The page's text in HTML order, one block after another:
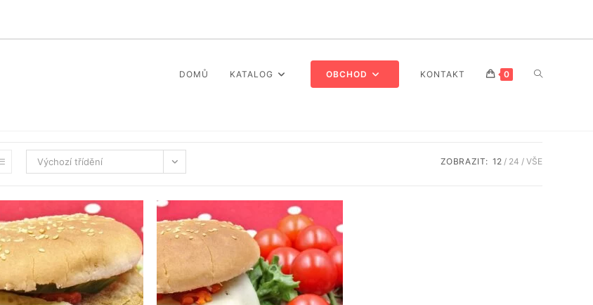
DOMŮ KATALOG OBCHOD KONTAKT 0 PŘEPNOUT
Výchozí třídění ZOBRAZIT: 12 24 VŠE